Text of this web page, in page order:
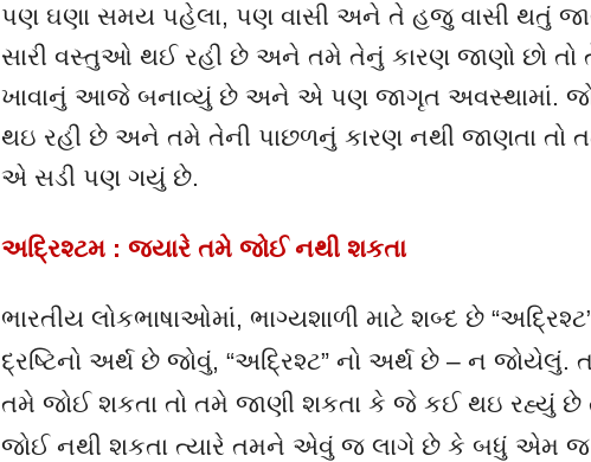
પણ ઘણા સમય પહેલા, પણ વાસી અને તે હજુ વાસી થતું
સારી વસ્તુઓ થઈ રહી છે અને તમે તેનું કારણ જાણો છો
ખાવાનું આજે બનાવ્યું છે અને એ પણ જાગૃત અવસ્થામાં. જો
થઇ રહી છે અને તમે તેની પાછળનું કારણ નથી જાણતા તો
એ સડી પણ ગયું છે.
અદ્રિશ્ટમ : જયારે તમે જોઈ નથી શકતા
ભારતીય લોકભાષાઓમાં, ભાગ્યશાળી માટે શબ્દ છે “અદ્રિશ્ટ
દ્રષ્ટિનો અર્થ છે જોવું, “અદ્રિશ્ટ” નો અર્થ છે – ન જોયેલું.
તમે જોઈ શકતા તો તમે જાણી શકતા કે જે કઈ થઇ રહ્યું
જોઈ નથી શકતા ત્યારે તમને એવું જ લાગે છે કે બધું એમ જ